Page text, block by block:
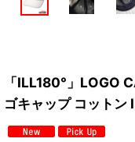
「ILL180°」LOGO
ゴキャップ コット